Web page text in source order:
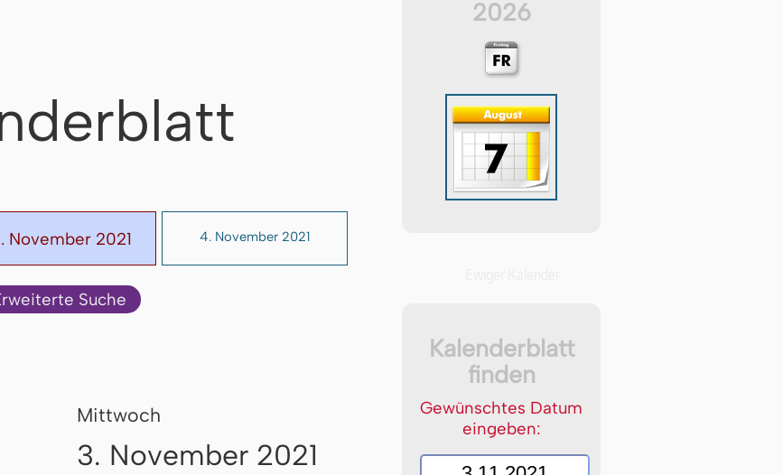
November 2021 4. November 2021
Suche
Mittwoch
3. November 2021
2026
Kalenderblatt
finden
Gewünschtes Datum
eingeben: